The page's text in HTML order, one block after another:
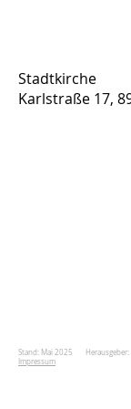
Stadtkirche
Karlstraße 17,
Stand: Mai 2025 Herausgeber:
Impressum